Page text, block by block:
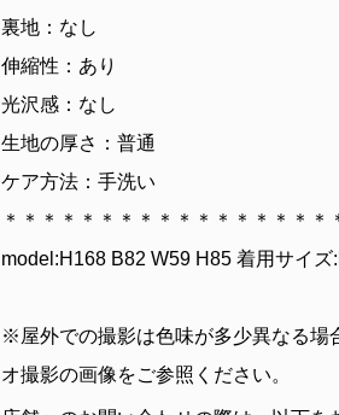
裏地：なし
伸縮性：あり
光沢感：なし
生地の厚さ：普通
ケア方法：手洗い
＊＊＊＊＊＊＊＊＊＊＊＊＊＊＊＊＊
model:H168 B82 W59 H85 着用サイズ
※屋外での撮影は色味が多少異なる場
オ撮影の画像をご参照ください。